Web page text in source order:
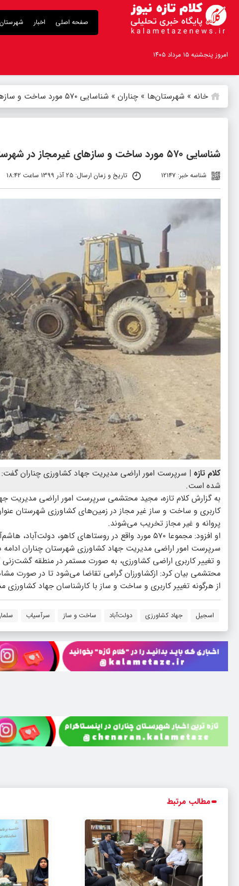
صفحه اصلی اخبار
امروز پنجشنبه ۱۵ مرداد ۱۴۰۵
خانه » شهرستان‌ها » چناران » شناسایی ۵۷۰ مورد ساخت و ساز‌های غیرمجاز در شهرستان گلبهار
شناسایی ۵۷۰ مورد ساخت و ساز‌های غیرمجاز در شهرستان گلبهار
شناسه خبر: 12147 تاریخ و زمان ارسال: 25 آذر 1399 ساعت 18:42
کلام تازه |
شده است.
به گزارش کلام تازه، مجید محتشمی سرپرست امور اراضی مدیریت
کاربری و ساخت و ساز غیر مجاز در زمین‌های کشاورزی شهرستان
پروانه و غیر مجاز تخریب می‌شوند.
او افزود: مجموعا ۵۷۰ مورد واقع در روستا‌های کاهو، دولت‌آباد، هاشم‌آباد، اسجیل، سلمان‌آباد و سرآسیاب این شهرستان رفع تصرف شده است.
سرپرست امور اراضی مدیریت جهاد کشاورزی شهرستان چناران ادامه
و تغییر کاربری اراضی کشاورزی، به صورت مستمر در منطقه
محتشمی بیان کرد: ازکشاورزان گرامی تقاضا می‌شود تا در صورت
از هرگونه تغییر کاربری و ساخت و ساز با کارشناسان جهاد کشاورزی
اسجیل جهاد کشاورزی دولت‌آباد ساخت و ساز سرآسیاب
مطالب مرتبط